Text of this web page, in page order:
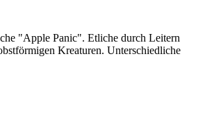
"Apple Panic". Etliche durch Leitern
Kreaturen. Unterschiedliche